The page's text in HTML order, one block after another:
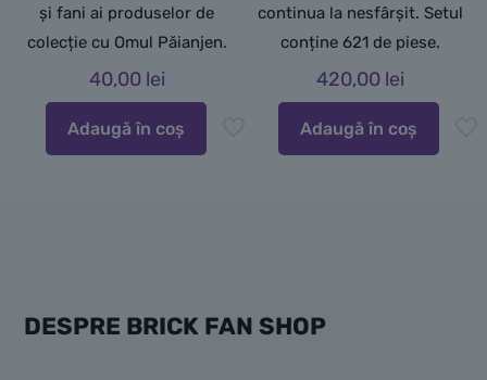
și fani ai produselor de
colecție cu Omul Păianjen.
40,00 lei
Adaugă în coș
continua la nesfârșit. Setul
conține 621 de piese.
420,00 lei
Adaugă în coș
DESPRE BRICK FAN SHOP